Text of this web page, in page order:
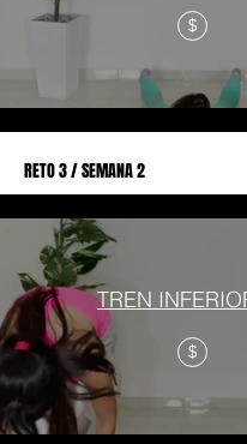
$
RETO 3 / SEMANA 2
TREN
$